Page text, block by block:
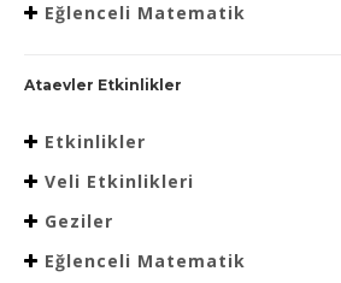
Eğlenceli Matematik
Ataevler Etkinlikler
Etkinlikler
Veli Etkinlikleri
Geziler
Eğlenceli Matematik